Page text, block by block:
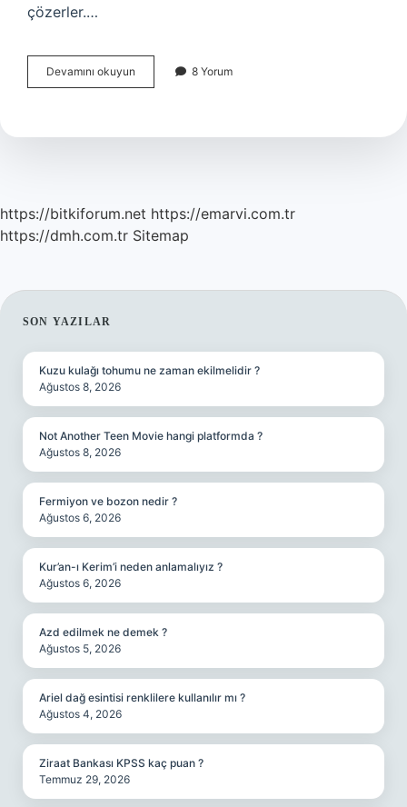
çözerler.…
Devamını okuyun Bulmacada
Mahruti
8 Yorum
https://bitkiforum.net https://emarvi.com.tr
https://dmh.com.tr Sitemap
SIDEBAR
SON YAZILAR
Kuzu kulağı tohumu ne zaman ekilmelidir ?
Ağustos 8, 2026
Not Another Teen Movie hangi platformda ?
Ağustos 8, 2026
Fermiyon ve bozon nedir ?
Ağustos 6, 2026
Kur’an-ı Kerim’i neden anlamalıyız ?
Ağustos 6, 2026
Azd edilmek ne demek ?
Ağustos 5, 2026
Ariel dağ esintisi renklilere kullanılır mı ?
Ağustos 4, 2026
Ziraat Bankası KPSS kaç puan ?
Temmuz 29, 2026